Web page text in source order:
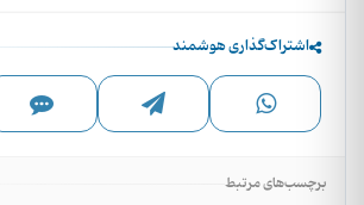
اشتراک‌گذاری هوشمند
برچسب‌های مرتبط